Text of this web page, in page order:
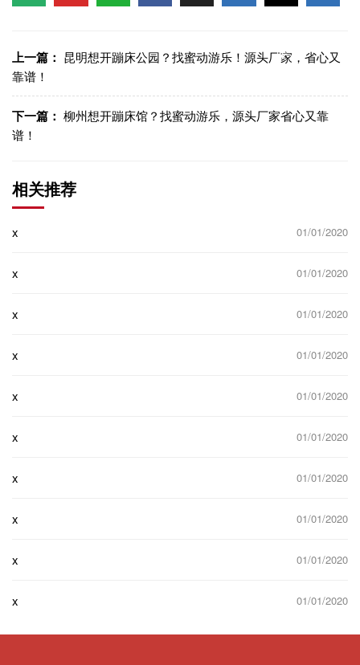
接
上一篇： 昆明想开蹦床公园？找蜜动游乐！源头厂家，省心又
靠谱！
下一篇： 柳州想开蹦床馆？找蜜动游乐，源头厂家省心又靠
谱！
相关推荐
x 01/01/2020
x 01/01/2020
x 01/01/2020
x 01/01/2020
x 01/01/2020
x 01/01/2020
x 01/01/2020
x 01/01/2020
x 01/01/2020
x 01/01/2020